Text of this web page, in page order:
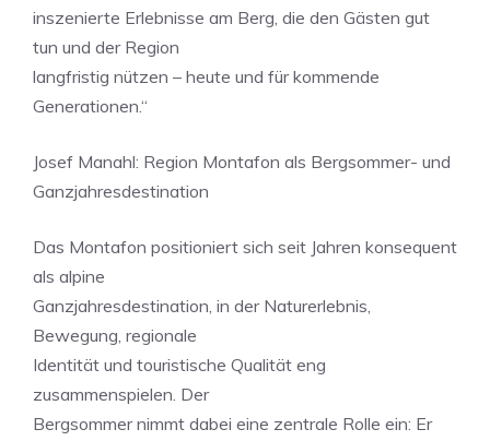
inszenierte Erlebnisse am Berg, die den Gästen gut
tun und der Region
langfristig nützen – heute und für kommende
Generationen.“
Josef Manahl: Region Montafon als Bergsommer- und
Ganzjahresdestination
Das Montafon positioniert sich seit Jahren konsequent
als alpine
Ganzjahresdestination, in der Naturerlebnis,
Bewegung, regionale
Identität und touristische Qualität eng
zusammenspielen. Der
Bergsommer nimmt dabei eine zentrale Rolle ein: Er